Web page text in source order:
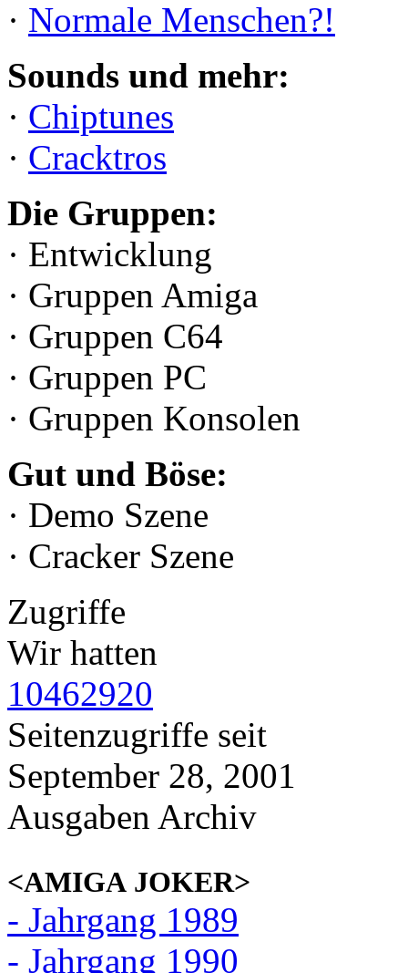
· Normale Menschen?!
Sounds und mehr:
· Chiptunes
· Cracktros
Die Gruppen:
· Entwicklung
· Gruppen Amiga
· Gruppen C64
· Gruppen PC
· Gruppen Konsolen
Gut und Böse:
· Demo Szene
· Cracker Szene
Zugriffe
Wir hatten
10462920
Seitenzugriffe seit
September 28, 2001
Ausgaben Archiv
<AMIGA JOKER>
- Jahrgang 1989
- Jahrgang 1990